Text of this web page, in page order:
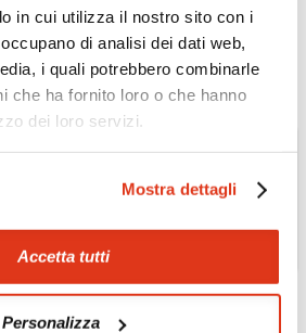
in cui utilizza il nostro sito con i
di analisi dei dati web,
i quali potrebbero combinarle
che ha fornito loro o che hanno
dei loro servizi.
Mostra dettagli
Accetta tutti
Personalizza